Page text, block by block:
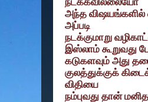
நடக்கவில்லையோ
அந்த விஷயங்களில்
அப்படி
நடக்குமாறு
இஸ்லாம் கூறுவது
கடுகளவும் அது
குலத்துக்குக்
விதியை
நம்புவது தான்